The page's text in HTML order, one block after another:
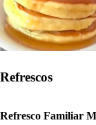
Refrescos
Refresco Familiar